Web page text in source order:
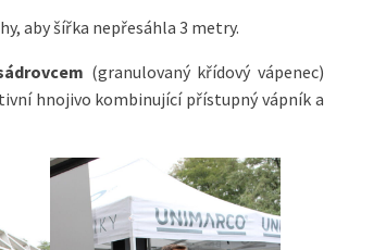
aby šířka nepřesáhla 3 metry.
(granulovaný křídový vápenec)
hnojivo kombinující přístupný vápník a